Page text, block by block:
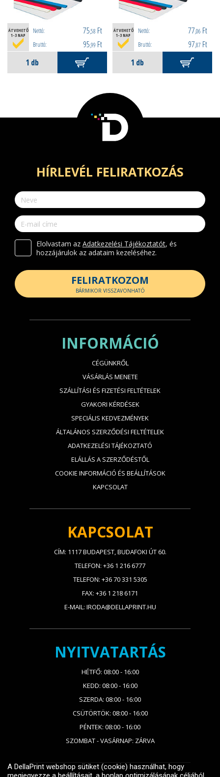
ÁTVEHETŐ
1-3 NAP
Nettó: 75,58 Ft
Bruttó: 95,99 Ft
ÁTVEHETŐ
1-3 NAP
Nettó: 77,06 Ft
Bruttó: 97,87 Ft
HÍRLEVÉL FELIRATKOZÁS
Elolvastam az Adatkezelési Tájékoztatót, és
hozzájárulok az adataim kezeléséhez.
FELIRATKOZOM
BÁRMIKOR VISSZAVONHATÓ
INFORMÁCIÓ
CÉGÜNKRŐL
VÁSÁRLÁS MENETE
SZÁLLÍTÁSI ÉS FIZETÉSI FELTÉTELEK
GYAKORI KÉRDÉSEK
SPECIÁLIS KEDVEZMÉNYEK
ÁLTALÁNOS SZERZŐDÉSI FELTÉTELEK
ADATKEZELÉSI TÁJÉKOZTATÓ
ELÁLLÁS A SZERZŐDÉSTŐL
COOKIE INFORMÁCIÓ ÉS BEÁLLÍTÁSOK
KAPCSOLAT
KAPCSOLAT
CÍM: 1117 BUDAPEST, BUDAFOKI ÚT 60.
TELEFON: +36 1 216 6777
TELEFON: +36 70 331 5305
FAX: +36 1 218 6171
E-MAIL: IRODA@DELLAPRINT.HU
NYITVATARTÁS
HÉTFŐ: 08:00 - 16:00
KEDD: 08:00 - 16:00
SZERDA: 08:00 - 16:00
CSÜTÖRTÖK: 08:00 - 16:00
PÉNTEK: 08:00 - 16:00
SZOMBAT - VASÁRNAP: ZÁRVA